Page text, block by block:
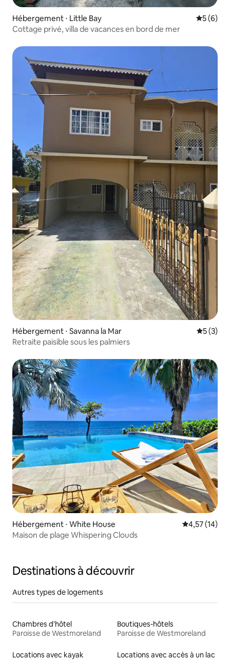
Hébergement ⋅ Little Bay
5 (6)
Cottage privé, villa de vacances en bord de mer
Hébergement ⋅ Savanna la Mar
5 (3)
Retraite paisible sous les palmiers
Hébergement ⋅ White House Évaluation
4,57 (14)
Maison de plage Whispering Clouds
Destinations à découvrir
Autres types de logements
Chambres d'hôtel
Paroisse de Westmoreland
Boutiques-hôtels
Paroisse de Westmoreland
Locations avec kayak
Locations avec accès à un lac